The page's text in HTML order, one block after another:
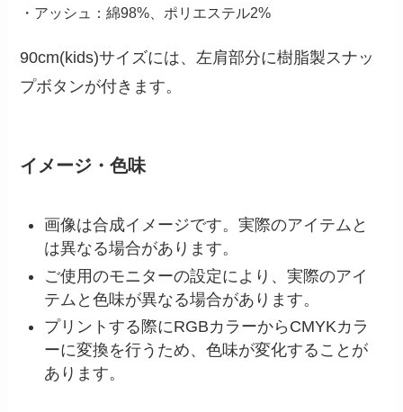
・アッシュ：綿98%、ポリエステル2%
90cm(kids)サイズには、左肩部分に樹脂製スナッ
プボタンが付きます。
イメージ・色味
画像は合成イメージです。実際のアイテムと
は異なる場合があります。
ご使用のモニターの設定により、実際のアイ
テムと色味が異なる場合があります。
プリントする際にRGBカラーからCMYKカラ
ーに変換を行うため、色味が変化することが
あります。